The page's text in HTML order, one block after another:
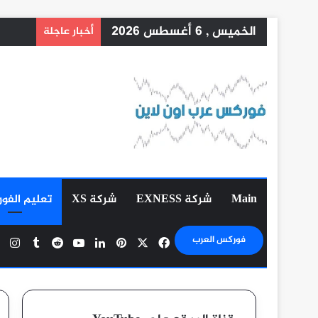
الخميس , 6 أغسطس 2026 أخبار عاجلة
Main شركة EXNESS شركة XS تعليم
فوركس العرب فيسبوكبينتيريست
لينكدإن‫YouTube